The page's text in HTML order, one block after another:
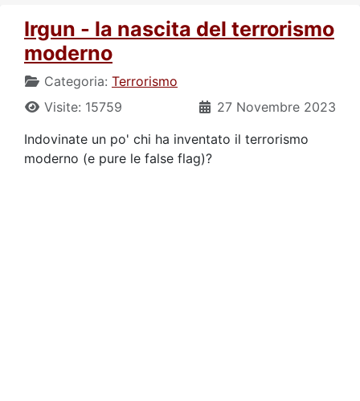
Irgun - la nascita del terrorismo
moderno
Categoria: Terrorismo
27 Novembre 2023
Visite: 15759
Indovinate un po' chi ha inventato il terrorismo
moderno (e pure le false flag)?